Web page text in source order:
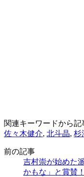
関連キーワードから記
佐々木健介, 北斗晶, 杉
前の記事
吉村崇が始めた
かもな」と賞賛